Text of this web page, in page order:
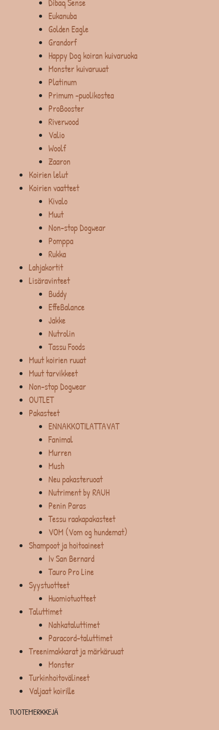
Dibaq Sense
Eukanuba
Golden Eagle
Grandorf
Happy Dog koiran kuivaruoka
Monster kuivaruuat
Platinum
Primum -puolikostea
ProBooster
Riverwood
Valio
Woolf
Zaaron
Koirien lelut
Koirien vaatteet
Kivalo
Muut
Non-stop Dogwear
Pomppa
Rukka
Lahjakortit
Lisäravinteet
Buddy
EffeBalance
Jakke
Nutrolin
Tassu Foods
Muut koirien ruuat
Muut tarvikkeet
Non-stop Dogwear
OUTLET
Pakasteet
ENNAKKOTILATTAVAT
Fanimal
Murren
Mush
Neu pakasteruoat
Nutriment by RAUH
Penin Paras
Tessu raakapakasteet
VOM (Vom og hundemat)
Shampoot ja hoitoaineet
Iv San Bernard
Tauro Pro Line
Syystuotteet
Huomiotuotteet
Taluttimet
Nahkataluttimet
Paracord-taluttimet
Treenimakkarat ja märkäruuat
Monster
Turkinhoitovälineet
Valjaat koirille
TUOTEMERKKEJÄ